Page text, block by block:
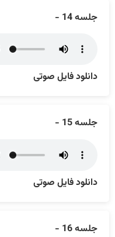
جلسه 14 -
دانلود فایل صوتی
جلسه 15 -
دانلود فایل صوتی
جلسه 16 -